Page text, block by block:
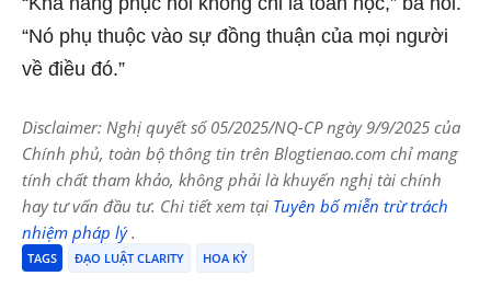
“Nó phụ thuộc vào sự đồng thuận của mọi người
về điều đó.”
Disclaimer: Nghị quyết số 05/2025/NQ-CP ngày 9/9/2025 của
Chính phủ, toàn bộ thông tin trên Blogtienao.com chỉ mang
tính chất tham khảo, không phải là khuyến nghị tài chính
hay tư vấn đầu tư. Chi tiết xem tại Tuyên bố miễn trừ trách
nhiệm pháp lý.
TAGS ĐẠO LUẬT CLARITY HOA KỲ